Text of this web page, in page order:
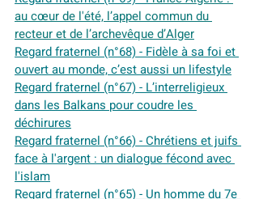
au cœur de l'été, l’appel commun du
recteur et de l’archevêque d’Alger
Regard fraternel (n°68) - Fidèle à sa foi et
ouvert au monde, c’est aussi un lifestyle
Regard fraternel (n°67) - L’interreligieux
dans les Balkans pour coudre les
déchirures
Regard fraternel (n°66) - Chrétiens et juifs
face à l'argent : un dialogue fécond avec
l'islam
Regard fraternel (n°65) - Un homme du 7e